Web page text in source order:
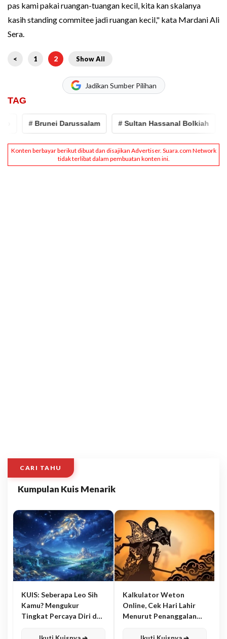
pas kami pakai ruangan-tuangan kecil, kita kan skalanya
kasih standing commitee jadi ruangan kecil," kata Mardani Ali
Sera.
< 1 2 Show All
Jadikan Sumber Pilihan
TAG
# Brunei Darussalam # Sultan Hassanal Bolkiah
CARI TAHU
Kumpulan Kuis Menarik
KUIS: Seberapa Leo Sih
Kamu? Mengukur
Tingkat Percaya Diri dan
Kalkulator Weton
Online, Cek Hari Lahir
Menurut Penanggalan